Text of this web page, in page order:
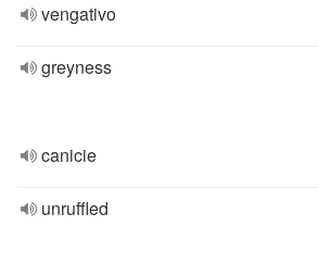
vengativo
greyness
canicie
unruffled